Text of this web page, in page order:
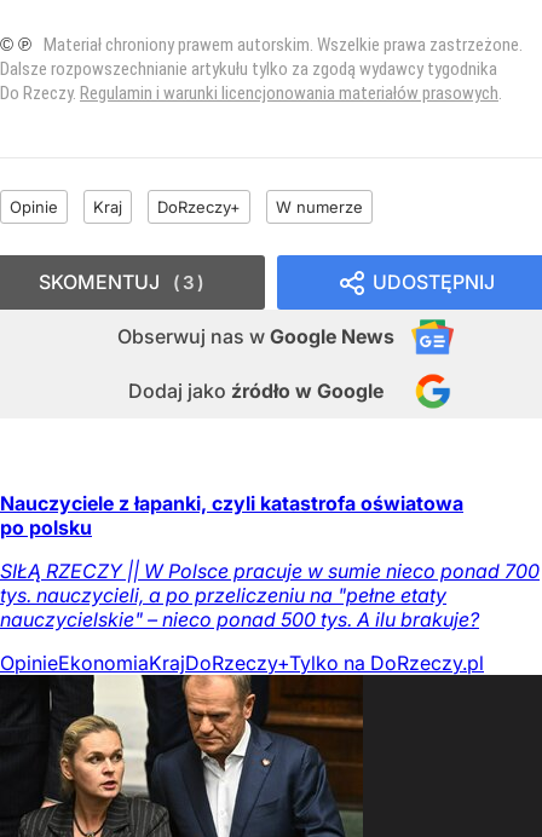
© ℗ Materiał chroniony prawem autorskim. Wszelkie prawa zastrzeżone.
Dalsze rozpowszechnianie artykułu tylko za zgodą wydawcy tygodnika
Do Rzeczy. Regulamin i warunki licencjonowania materiałów prasowych
Opinie Kraj DoRzeczy+ W numerze
UDOSTĘPNIJ
Obserwuj nas w Google News
Dodaj jako źródło w Google
SKOMENTUJ 3
Nauczyciele z łapanki, czyli katastrofa oświatowa
po polsku
SIŁĄ RZECZY || W Polsce pracuje w sumie nieco ponad 700
tys. nauczycieli, a po przeliczeniu na "pełne etaty
nauczycielskie" – nieco ponad 500 tys. A ilu brakuje?
OpinieEkonomiaKrajDoRzeczy+Tylko na DoRzeczy.pl